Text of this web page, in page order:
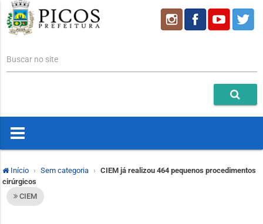
Buscar no site
Início Sem categoria
CIEM já realizou 464 pequenos procedimentos
cirúrgicos
CIEM